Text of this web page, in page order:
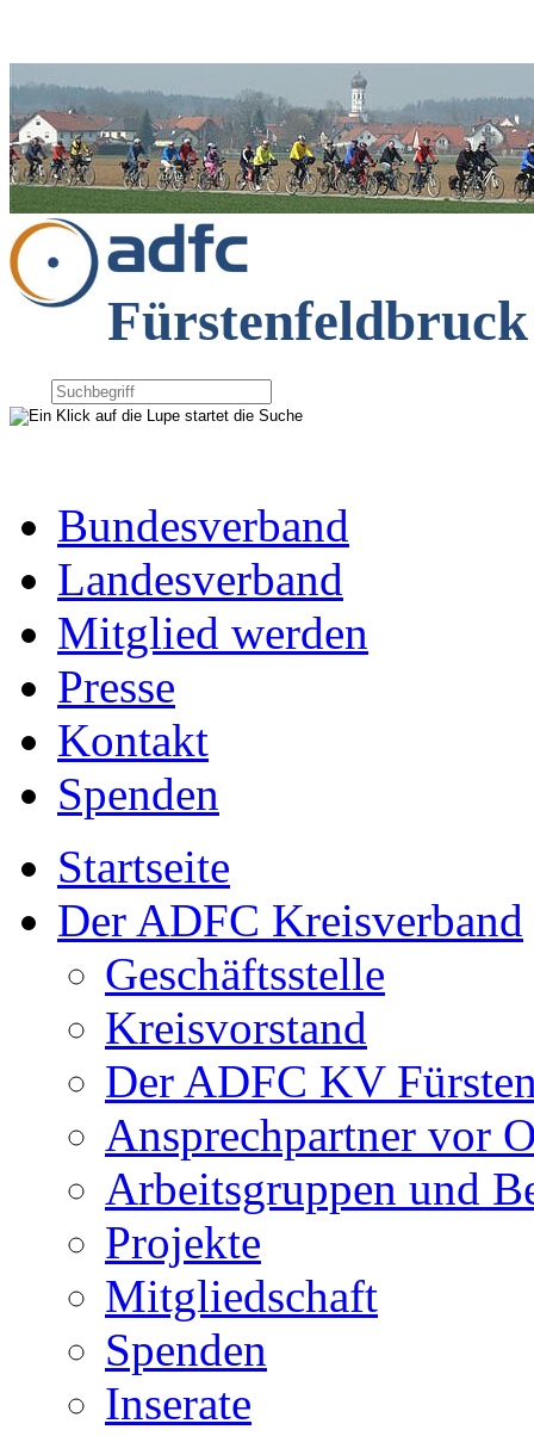
Fürstenfeldbruck
Bundesverband
Landesverband
Mitglied werden
Presse
Kontakt
Spenden
Startseite
Der ADFC Kreisverband
Geschäftsstelle
Kreisvorstand
Der ADFC KV
Ansprechpartner vor
Arbeitsgruppen und
Projekte
Mitgliedschaft
Spenden
Inserate